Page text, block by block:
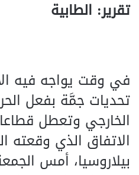
تقرير: الطابية
في وقت يواجه فيه
تحديات جمَّة بفعل
الخارجي وتعطل
الاتفاق الذي وقعته
بيلاروسيا، أمس